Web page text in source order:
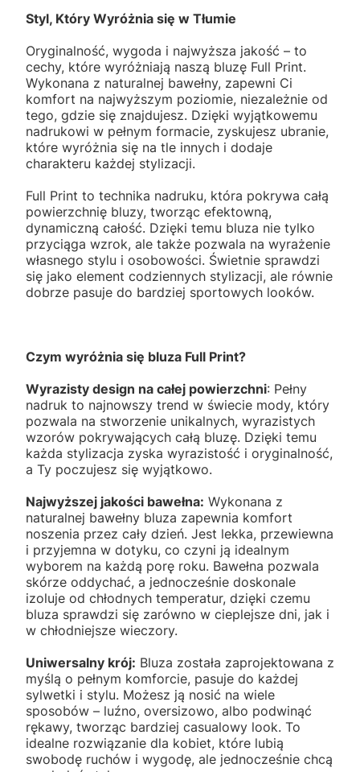
Styl, Który Wyróżnia się w Tłumie
Oryginalność, wygoda i najwyższa jakość – to
cechy, które wyróżniają naszą bluzę Full Print.
Wykonana z naturalnej bawełny, zapewni Ci
komfort na najwyższym poziomie, niezależnie od
tego, gdzie się znajdujesz. Dzięki wyjątkowemu
nadrukowi w pełnym formacie, zyskujesz ubranie,
które wyróżnia się na tle innych i dodaje
charakteru każdej stylizacji.
Full Print to technika nadruku, która pokrywa całą
powierzchnię bluzy, tworząc efektowną,
dynamiczną całość. Dzięki temu bluza nie tylko
przyciąga wzrok, ale także pozwala na wyrażenie
własnego stylu i osobowości. Świetnie sprawdzi
się jako element codziennych stylizacji, ale równie
dobrze pasuje do bardziej sportowych looków.
Czym wyróżnia się bluza Full Print?
Wyrazisty design na całej powierzchni: Pełny
nadruk to najnowszy trend w świecie mody, który
pozwala na stworzenie unikalnych, wyrazistych
wzorów pokrywających całą bluzę. Dzięki temu
każda stylizacja zyska wyrazistość i oryginalność,
a Ty poczujesz się wyjątkowo.
Najwyższej jakości bawełna: Wykonana z
naturalnej bawełny bluza zapewnia komfort
noszenia przez cały dzień. Jest lekka, przewiewna
i przyjemna w dotyku, co czyni ją idealnym
wyborem na każdą porę roku. Bawełna pozwala
skórze oddychać, a jednocześnie doskonale
izoluje od chłodnych temperatur, dzięki czemu
bluza sprawdzi się zarówno w cieplejsze dni, jak i
w chłodniejsze wieczory.
Uniwersalny krój: Bluza została zaprojektowana z
myślą o pełnym komforcie, pasuje do każdej
sylwetki i stylu. Możesz ją nosić na wiele
sposobów – luźno, oversizowo, albo podwinąć
rękawy, tworząc bardziej casualowy look. To
idealne rozwiązanie dla kobiet, które lubią
swobodę ruchów i wygodę, ale jednocześnie chcą